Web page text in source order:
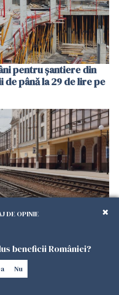
pentru șantiere din
de până la 29 de lire pe
la 3 ore
DE OPINIE
beneficii României?
Nu